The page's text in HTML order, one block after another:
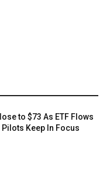
to $73 As ETF Flows
Keep In Focus